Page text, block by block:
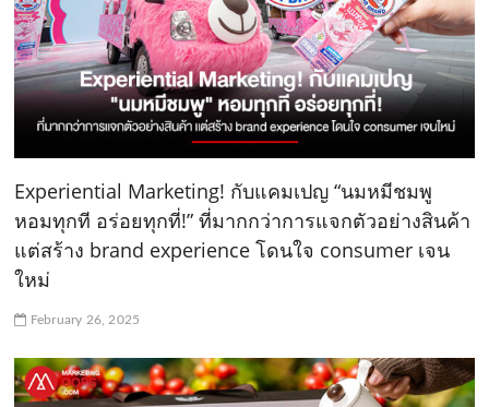
m
o
m
Experiential Marketing! กับแคมเปญ “นมหมีชมพู
หอมทุกที อร่อยทุกที่!” ที่มากกว่าการแจกตัวอย่างสินค้า
แต่สร้าง brand experience โดนใจ consumer เจน
ใหม่
February 26, 2025